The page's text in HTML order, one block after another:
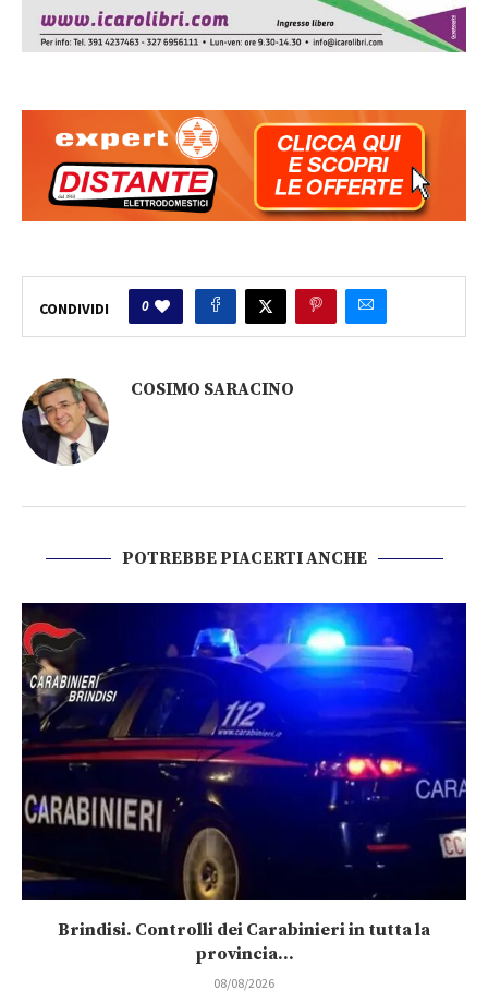
CONDIVIDI 0
COSIMO SARACINO
POTREBBE PIACERTI ANCHE
Brindisi. Controlli dei Carabinieri in tutta la
provincia...
08/08/2026